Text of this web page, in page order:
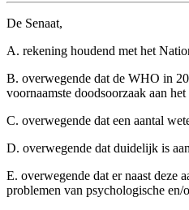
De Senaat,
A. rekening houdend met het
B. overwegende dat de WHO in
voornaamste doodsoorzaak aan
C. overwegende dat een aantal
D. overwegende dat duidelijk is
E. overwegende dat er naast deze
problemen van psychologische